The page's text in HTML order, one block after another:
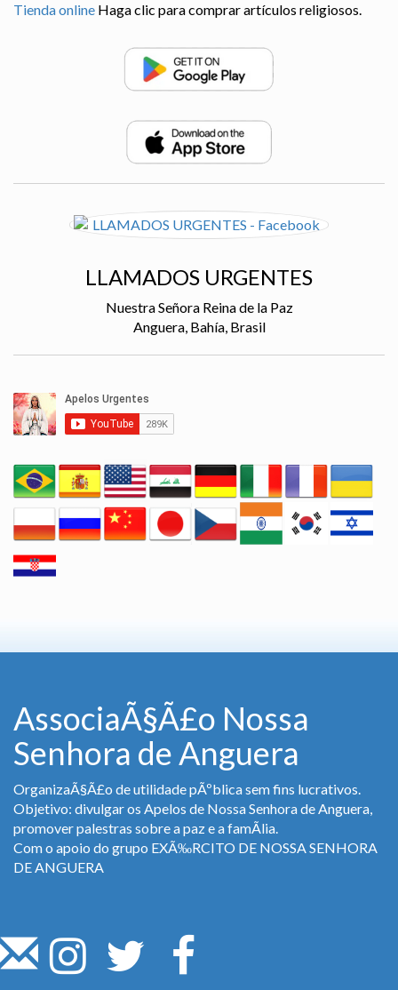
Tienda online Haga clic para comprar artículos religiosos.
LLAMADOS URGENTES
Nuestra Señora Reina de la Paz
Anguera, Bahía, Brasil
AssociaÃ§Ã£o Nossa
Senhora de Anguera
OrganizaÃ§Ã£o de utilidade pÃºblica sem fins lucrativos.
Objetivo: divulgar os Apelos de Nossa Senhora de Anguera,
promover palestras sobre a paz e a famÃ­lia.
Com o apoio do grupo EXÃ‰RCITO DE NOSSA SENHORA
DE ANGUERA